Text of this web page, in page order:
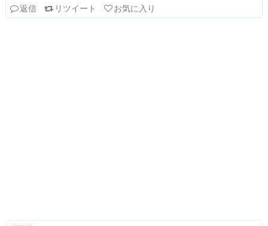
返信
リツイート お気に入り